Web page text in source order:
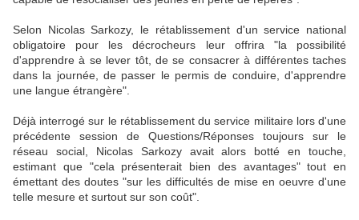
Selon Nicolas Sarkozy, le rétablissement d'un service national
obligatoire pour les décrocheurs leur offrira "la possibilité
d'apprendre à se lever tôt, de se consacrer à différentes taches
dans la journée, de passer le permis de conduire, d'apprendre
une langue étrangère".
Déjà interrogé sur le rétablissement du service militaire lors d'une
précédente session de Questions/Réponses toujours sur le
réseau social, Nicolas Sarkozy avait alors botté en touche,
estimant que "cela présenterait bien des avantages" tout en
émettant des doutes "sur les difficultés de mise en oeuvre d'une
telle mesure et surtout sur son coût".